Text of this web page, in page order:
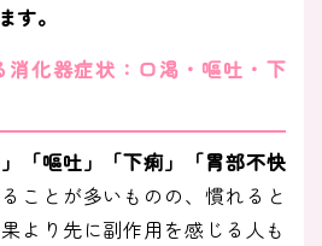
す。
化器症状：口渇・嘔吐・下
」「嘔吐」「下痢」「胃部不快
ことが多いものの、慣れると
より先に副作用を感じる人も